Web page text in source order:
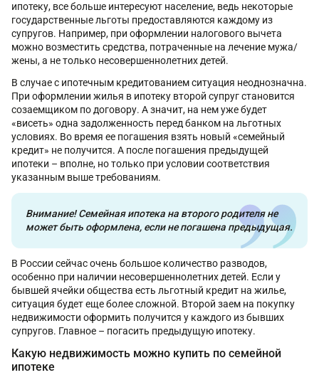
ипотеку, все больше интересуют население, ведь некоторые
государственные льготы предоставляются каждому из
супругов. Например, при оформлении налогового вычета
можно возместить средства, потраченные на лечение мужа/
жены, а не только несовершеннолетних детей.
В случае с ипотечным кредитованием ситуация неоднозначна.
При оформлении жилья в ипотеку второй супруг становится
созаемщиком по договору. А значит, на нем уже будет
«висеть» одна задолженность перед банком на льготных
условиях. Во время ее погашения взять новый «семейный
кредит» не получится. А после погашения предыдущей
ипотеки – вполне, но только при условии соответствия
указанным выше требованиям.
Внимание! Семейная ипотека на второго родителя не
может быть оформлена, если не погашена предыдущая.
В России сейчас очень большое количество разводов,
особенно при наличии несовершеннолетних детей. Если у
бывшей ячейки общества есть льготный кредит на жилье,
ситуация будет еще более сложной. Второй заем на покупку
недвижимости оформить получится у каждого из бывших
супругов. Главное – погасить предыдущую ипотеку.
Какую недвижимость можно купить по семейной
ипотеке